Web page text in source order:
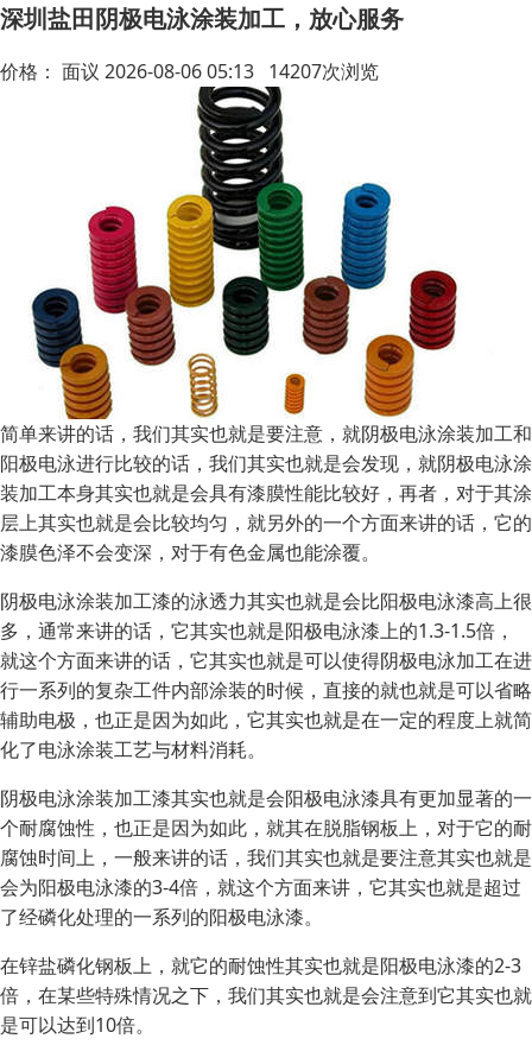
深圳盐田阴极电泳涂装加工，放心服务
价格： 面议 2026-08-06 05:13 14207次浏览
简单来讲的话，我们其实也就是要注意，就阴极电泳涂装加工和
阳极电泳进行比较的话，我们其实也就是会发现，就阴极电泳涂
装加工本身其实也就是会具有漆膜性能比较好，再者，对于其涂
层上其实也就是会比较均匀，就另外的一个方面来讲的话，它的
漆膜色泽不会变深，对于有色金属也能涂覆。
阴极电泳涂装加工漆的泳透力其实也就是会比阳极电泳漆高上很
多，通常来讲的话，它其实也就是阳极电泳漆上的1.3-1.5倍，
就这个方面来讲的话，它其实也就是可以使得阴极电泳加工在进
行一系列的复杂工件内部涂装的时候，直接的就也就是可以省略
辅助电极，也正是因为如此，它其实也就是在一定的程度上就简
化了电泳涂装工艺与材料消耗。
阴极电泳涂装加工漆其实也就是会阳极电泳漆具有更加显著的一
个耐腐蚀性，也正是因为如此，就其在脱脂钢板上，对于它的耐
腐蚀时间上，一般来讲的话，我们其实也就是要注意其实也就是
会为阳极电泳漆的3-4倍，就这个方面来讲，它其实也就是超过
了经磷化处理的一系列的阳极电泳漆。
在锌盐磷化钢板上，就它的耐蚀性其实也就是阳极电泳漆的2-3
倍，在某些特殊情况之下，我们其实也就是会注意到它其实也就
是可以达到10倍。